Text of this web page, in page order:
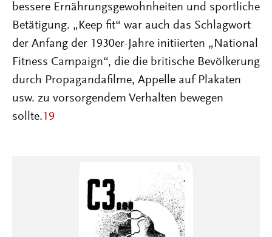
bessere Ernährungsgewohnheiten und sportliche
Betätigung. „Keep fit“ war auch das Schlagwort
der Anfang der 1930er-Jahre initiierten „National
Fitness Campaign“, die die britische Bevölkerung
durch Propagandafilme, Appelle auf Plakaten
usw. zu vorsorgendem Verhalten bewegen
sollte.19